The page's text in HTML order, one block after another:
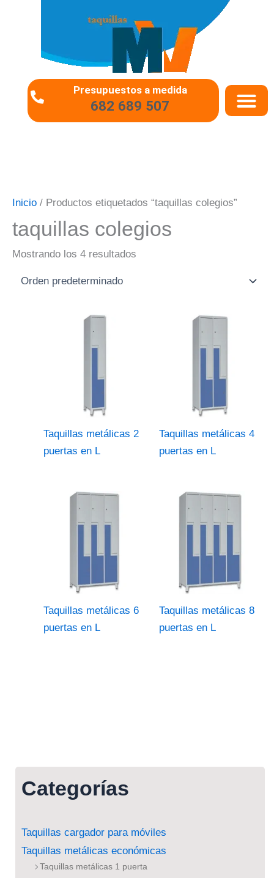
Presupuestos a medida
682 689 507
Categorías
Taquillas cargador para móviles
Taquillas metálicas económicas
Taquillas metálicas 1 puerta
Inicio / Productos etiquetados “taquillas colegios”
taquillas colegios
Mostrando los 4 resultados
Taquillas metálicas 2
puertas en L
Taquillas metálicas 4
puertas en L
Taquillas metálicas 6
puertas en L
Taquillas metálicas 8
puertas en L